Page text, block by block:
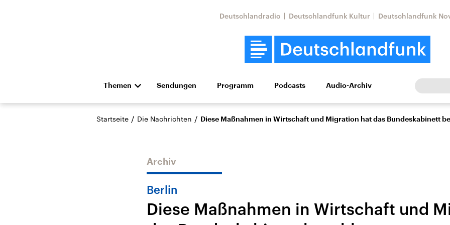
Deutschlandradio Deutschlandfunk Kultur Deutschlandfunk
Themen
Die Nachrichten Politik Wirtschaft Wissen Kultur Europa
Hörspiel und Feature Musik
Landtagswahl Sachsen-
USA
Nahostkonflikt
Iran
Sendungen Programm Podcasts Audio-Archiv
Startseite / Die Nachrichten / Diese Maßnahmen in Wirtschaft und Migration hat das Bundeskabinett
Archiv
Berlin
Diese Maßnahmen in Wirtschaft und